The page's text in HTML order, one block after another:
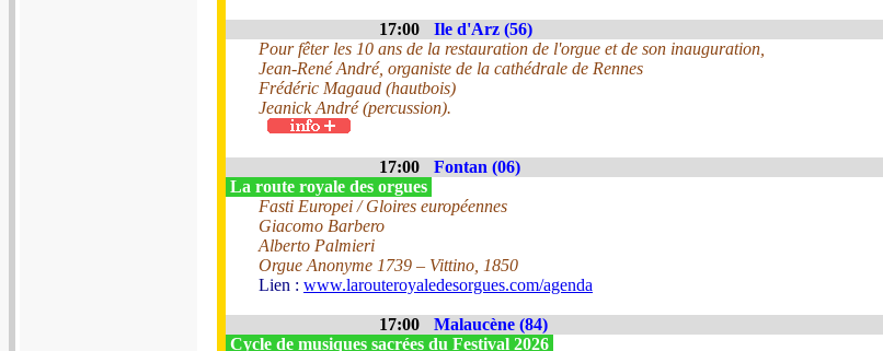
17:00
Ile d'Arz (56)
Pour fêter les 10 ans de la restauration de l'orgue et de son inauguration,
Jean-René André, organiste de la cathédrale de Rennes
Frédéric Magaud (hautbois)
Jeanick André (percussion).
17:00
Fontan (06)
La route royale des orgues
Fasti Europei / Gloires européennes
Giacomo Barbero
Alberto Palmieri
Orgue Anonyme 1739 – Vittino, 1850
Lien : www.larouteroyaledesorgues.com/agenda
17:00
Malaucène (84)
Cycle de musiques sacrées du Festival 2026